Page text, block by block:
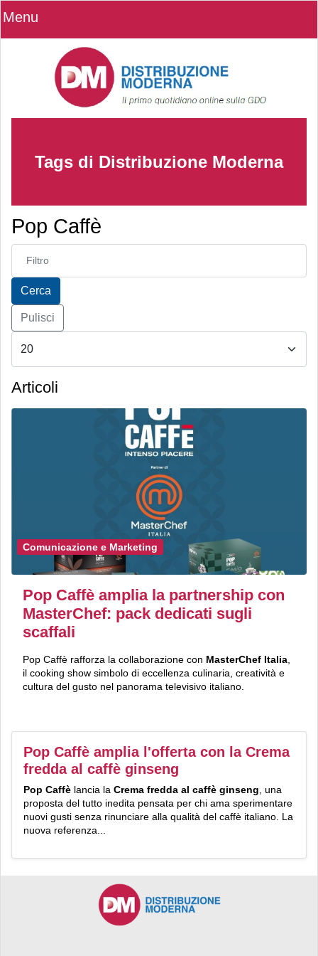
Menu
Tags di Distribuzione Moderna
Pop Caffè
Inserisci parte del titolo
Cerca
Pulisci
Articoli
Comunicazione e Marketing
Pop Caffè amplia la partnership con
MasterChef: pack dedicati sugli
scaffali
Pop Caffè rafforza la collaborazione con MasterChef Italia
il cooking show simbolo di eccellenza culinaria, creatività e
cultura del gusto nel panorama televisivo italiano.
Pop Caffè amplia l'offerta con la Crema
fredda al caffè ginseng
Pop Caffè lancia la Crema fredda al caffè ginseng , una
proposta del tutto inedita pensata per chi ama sperimentare
nuovi gusti senza rinunciare alla qualità del caffè italiano. La
nuova referenza...